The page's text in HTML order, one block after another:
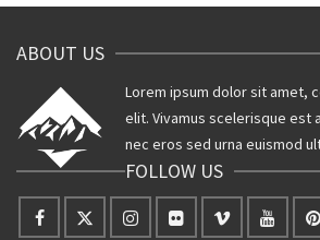
ABOUT US
Lorem ipsum dolor sit amet,
elit. Vivamus scelerisque est
nec eros sed urna euismod
FOLLOW US